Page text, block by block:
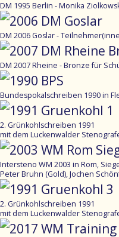
DM 1995 Berlin - Monika
DM 2006 Goslar -
DM 2007 Rheine - Bronze für
Bundespokalschreiben 1990 in
2. Grünkohlschreiben 1991
mit dem Luckenwalder
Intersteno WM 2003 in Rom,
Peter Bruhn (Gold), Jochen
2. Grünkohlschreiben 1991
mit dem Luckenwalder